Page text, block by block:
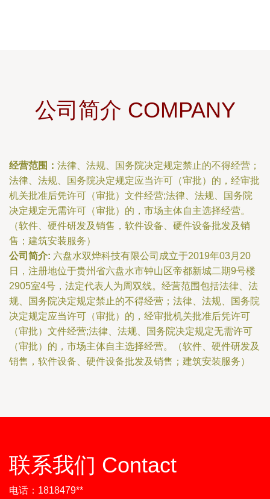
公司简介 COMPANY
经营范围： 法律、法规、国务院决定规定禁止的不得经营；
法律、法规、国务院决定规定应当许可（审批）的，经审批
机关批准后凭许可（审批）文件经营;法律、法规、国务院
决定规定无需许可（审批）的，市场主体自主选择经营。
（软件、硬件研发及销售，软件设备、硬件设备批发及销
售；建筑安装服务）
公司简介: 六盘水双烨科技有限公司成立于2019年03月20
日，注册地位于贵州省六盘水市钟山区帝都新城二期9号楼
2905室4号，法定代表人为周双线。经营范围包括法律、法
规、国务院决定规定禁止的不得经营；法律、法规、国务院
决定规定应当许可（审批）的，经审批机关批准后凭许可
（审批）文件经营;法律、法规、国务院决定规定无需许可
（审批）的，市场主体自主选择经营。（软件、硬件研发及
销售，软件设备、硬件设备批发及销售；建筑安装服务）
联系我们 Contact
电话：1818479**